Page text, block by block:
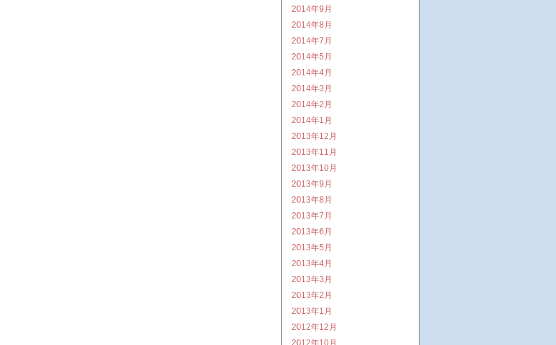
2014年9月
2014年8月
2014年7月
2014年5月
2014年4月
2014年3月
2014年2月
2014年1月
2013年12月
2013年11月
2013年10月
2013年9月
2013年8月
2013年7月
2013年6月
2013年5月
2013年4月
2013年3月
2013年2月
2013年1月
2012年12月
2012年10月